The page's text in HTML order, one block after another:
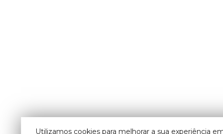
Utilizamos cookies para melhorar a sua experiência